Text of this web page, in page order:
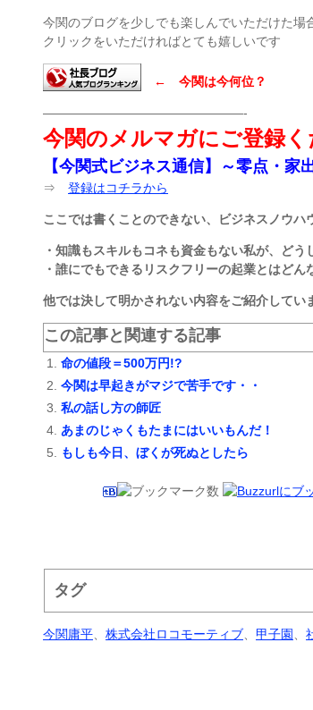
今関のブログを少しでも楽しんでいただけた場
クリックをいただければとても嬉しいです
← 今関は今何位？
————————————————-
今関のメルマガにご登録く
【今関式ビジネス通信】～零点・家
⇒ 登録はコチラから
ここでは書くことのできない、ビジネスノウハ
・知識もスキルもコネも資金もない私が、ど
・誰にでもできるリスクフリーの起業とはどん
他では決して明かされない内容をご紹介してい
この記事と関連する記事
命の値段＝500万円!?
今関は早起きがマジで苦手です・・
私の話し方の師匠
あまのじゃくもたまにはいいもんだ！
もしも今日、ぼくが死ぬとしたら
タグ
今関庸平 株式会社ロコモーティブ 甲子園